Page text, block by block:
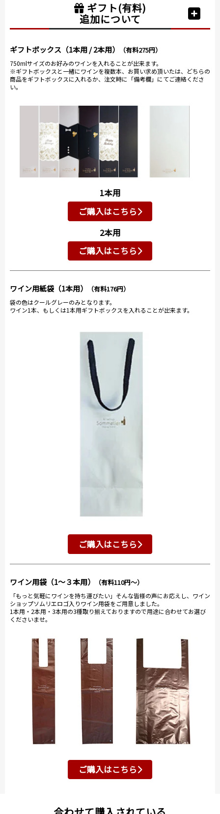
ギフト(有料)
追加について
ギフトボックス（1本用 / 2本用） （有料275円）
750mlサイズのお好みのワインを入れることが出来ます。
※ギフトボックスと一緒にワインを複数本、お買い求め頂いたは、どちらの
商品をギフトボックスに入れるか、注文時に「備考欄」にてご連絡くださ
い。
1本用
ご購入はこちら
2本用
ご購入はこちら
ワイン用紙袋（1本用） （有料176円）
袋の色はクールグレーのみとなります。
ワイン1本、もしくは1本用ギフトボックスを入れることが出来ます。
ご購入はこちら
ワイン用袋（1～３本用） （有料110円～）
「もっと気軽にワインを持ち運びたい」そんな皆様の声にお応えし、ワイン
ショップソムリエロゴ入りワイン用袋をご用意しました。
1本用・2本用・3本用の3種取り揃えておりますので用途に合わせてお選び
くださいませ。
ご購入はこちら